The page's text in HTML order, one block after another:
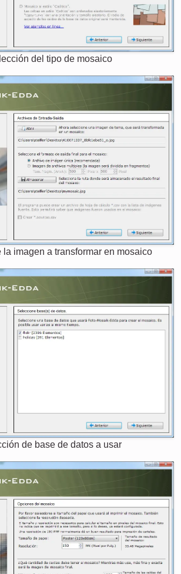
del tipo de mosaico
la imagen a transformar en mosaico
de base de datos a usar